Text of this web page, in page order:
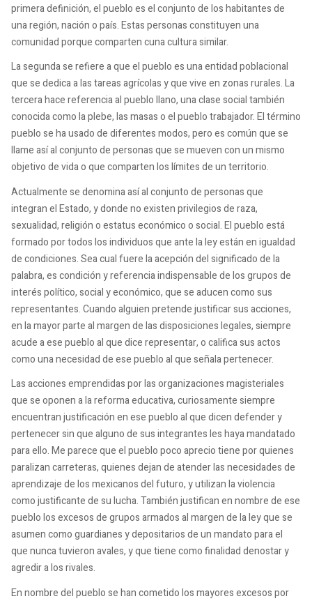
primera definición, el pueblo es el conjunto de los habitantes de
una región, nación o país. Estas personas constituyen una
comunidad porque comparten cuna cultura similar.
La segunda se refiere a que el pueblo es una entidad poblacional
que se dedica a las tareas agrícolas y que vive en zonas rurales. La
tercera hace referencia al pueblo llano, una clase social también
conocida como la plebe, las masas o el pueblo trabajador. El término
pueblo se ha usado de diferentes modos, pero es común que se
llame así al conjunto de personas que se mueven con un mismo
objetivo de vida o que comparten los límites de un territorio.
Actualmente se denomina así al conjunto de personas que
integran el Estado, y donde no existen privilegios de raza,
sexualidad, religión o estatus económico o social. El pueblo está
formado por todos los individuos que ante la ley están en igualdad
de condiciones. Sea cual fuere la acepción del significado de la
palabra, es condición y referencia indispensable de los grupos de
interés político, social y económico, que se aducen como sus
representantes. Cuando alguien pretende justificar sus acciones,
en la mayor parte al margen de las disposiciones legales, siempre
acude a ese pueblo al que dice representar, o califica sus actos
como una necesidad de ese pueblo al que señala pertenecer.
Las acciones emprendidas por las organizaciones magisteriales
que se oponen a la reforma educativa, curiosamente siempre
encuentran justificación en ese pueblo al que dicen defender y
pertenecer sin que alguno de sus integrantes les haya mandatado
para ello. Me parece que el pueblo poco aprecio tiene por quienes
paralizan carreteras, quienes dejan de atender las necesidades de
aprendizaje de los mexicanos del futuro, y utilizan la violencia
como justificante de su lucha. También justifican en nombre de ese
pueblo los excesos de grupos armados al margen de la ley que se
asumen como guardianes y depositarios de un mandato para el
que nunca tuvieron avales, y que tiene como finalidad denostar y
agredir a los rivales.
En nombre del pueblo se han cometido los mayores excesos por